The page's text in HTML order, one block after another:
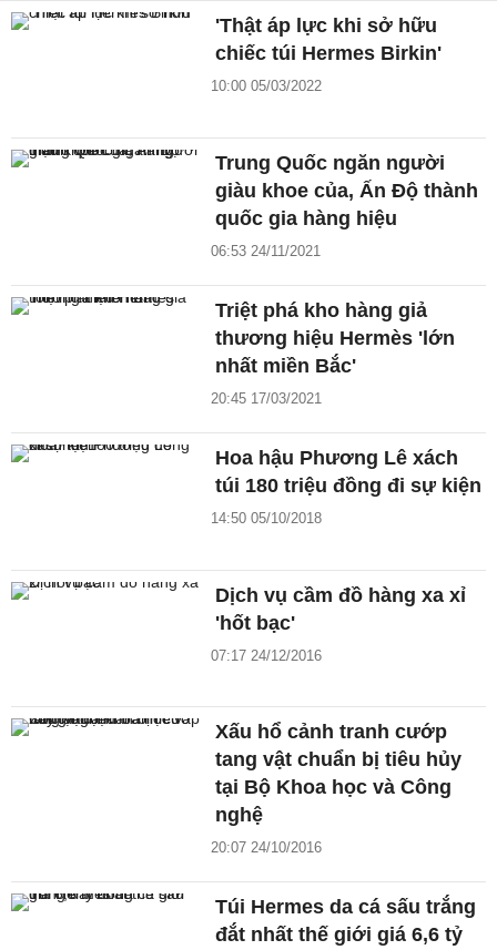
'Thật áp lực khi sở hữu
chiếc túi Hermes Birkin'
10:00 05/03/2022
Trung Quốc ngăn người
giàu khoe của, Ấn Độ thành
quốc gia hàng hiệu
06:53 24/11/2021
Triệt phá kho hàng giả
thương hiệu Hermès 'lớn
nhất miền Bắc'
20:45 17/03/2021
Hoa hậu Phương Lê xách
túi 180 triệu đồng đi sự kiện
14:50 05/10/2018
Dịch vụ cầm đồ hàng xa xỉ
'hốt bạc'
07:17 24/12/2016
Xấu hổ cảnh tranh cướp
tang vật chuẩn bị tiêu hủy
tại Bộ Khoa học và Công
nghệ
20:07 24/10/2016
Túi Hermes da cá sấu trắng
đắt nhất thế giới giá 6,6 tỷ